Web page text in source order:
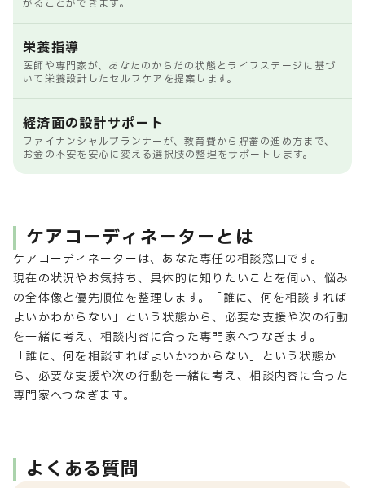
がることができます。
栄養指導
医師や専門家が、あなたのからだの状態とライフステージに基づ
いて栄養設計したセルフケアを提案します。
経済面の設計サポート
ファイナンシャルプランナーが、教育費から貯蓄の進め方まで、
お金の不安を安心に変える選択肢の整理をサポートします。
ケアコーディネーターとは
ケアコーディネーターは、あなた専任の相談窓口です。
現在の状況やお気持ち、具体的に知りたいことを伺い、悩み
の全体像と優先順位を整理します。「誰に、何を相談すれば
よいかわからない」という状態から、必要な支援や次の行動
を一緒に考え、相談内容に合った専門家へつなぎます。
「誰に、何を相談すればよいかわからない」という状態か
ら、必要な支援や次の行動を一緒に考え、相談内容に合った
専門家へつなぎます。
よくある質問